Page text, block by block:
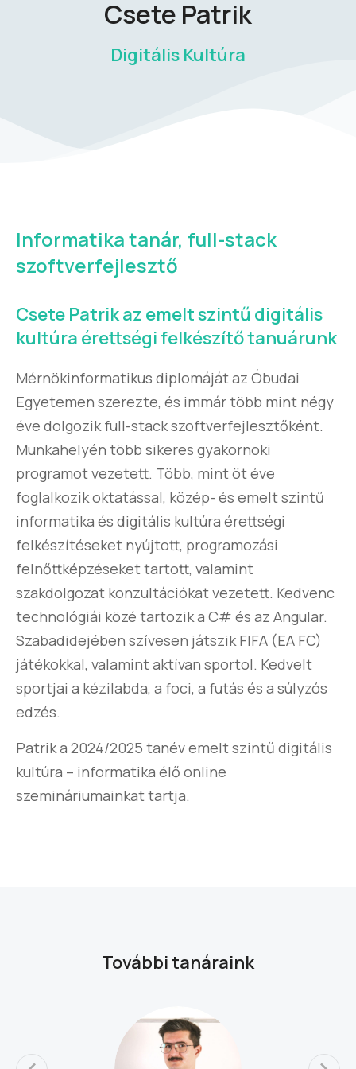
Csete Patrik
Digitális Kultúra
Informatika tanár, full-stack
szoftverfejlesztő
Csete Patrik az emelt szintű digitális
kultúra érettségi felkészítő tanuárunk
Mérnökinformatikus diplomáját az Óbudai
Egyetemen szerezte, és immár több mint négy
éve dolgozik full-stack szoftverfejlesztőként.
Munkahelyén több sikeres gyakornoki
programot vezetett. Több, mint öt éve
foglalkozik oktatással, közép- és emelt szintű
informatika és digitális kultúra érettségi
felkészítéseket nyújtott, programozási
felnőttképzéseket tartott, valamint
szakdolgozat konzultációkat vezetett. Kedvenc
technológiái közé tartozik a C# és az Angular.
Szabadidejében szívesen játszik FIFA (EA FC)
játékokkal, valamint aktívan sportol. Kedvelt
sportjai a kézilabda, a foci, a futás és a súlyzós
edzés.
Patrik a 2024/2025 tanév emelt szintű digitális
kultúra – informatika élő online
szemináriumainkat tartja.
További tanáraink